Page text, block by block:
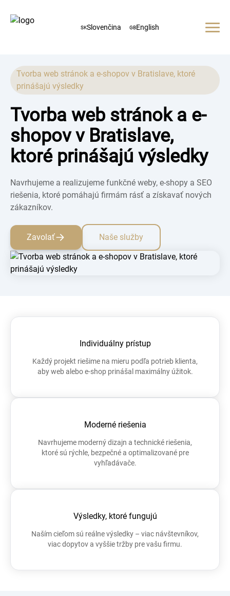
SKSlovenčina GBEnglish
Služby
Web stránky
E-shopy
Grafika
SEO
Galéria
Referencie
Kontakt
+421 940 792 232
Tvorba web stránok a e-shopov v Bratislave, ktoré
prinášajú výsledky
Tvorba web stránok a e-
shopov v Bratislave,
ktoré prinášajú výsledky
Navrhujeme a realizujeme funkčné weby, e-shopy a SEO
riešenia, ktoré pomáhajú firmám rásť a získavať nových
zákazníkov.
Zavolať Naše služby
Individuálny prístup
Každý projekt riešime na mieru podľa potrieb klienta,
aby web alebo e-shop prinášal maximálny úžitok.
Moderné riešenia
Navrhujeme moderný dizajn a technické riešenia,
ktoré sú rýchle, bezpečné a optimalizované pre
vyhľadávače.
Výsledky, ktoré fungujú
Naším cieľom sú reálne výsledky – viac návštevníkov,
viac dopytov a vyššie tržby pre vašu firmu.